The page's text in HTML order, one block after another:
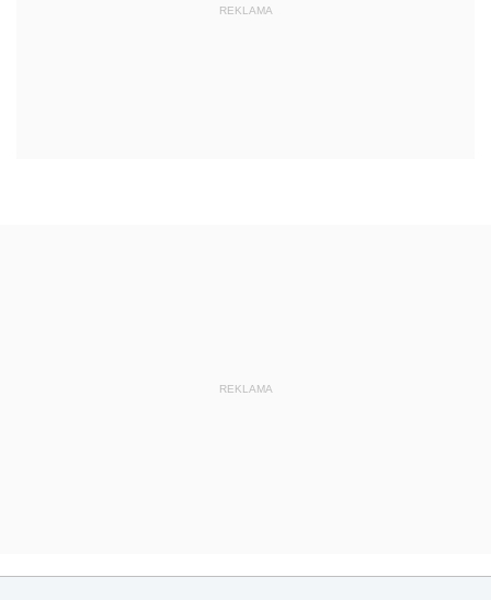
REKLAMA
REKLAMA